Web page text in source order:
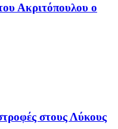
Ακριτόπουλου ο
στους Λύκους